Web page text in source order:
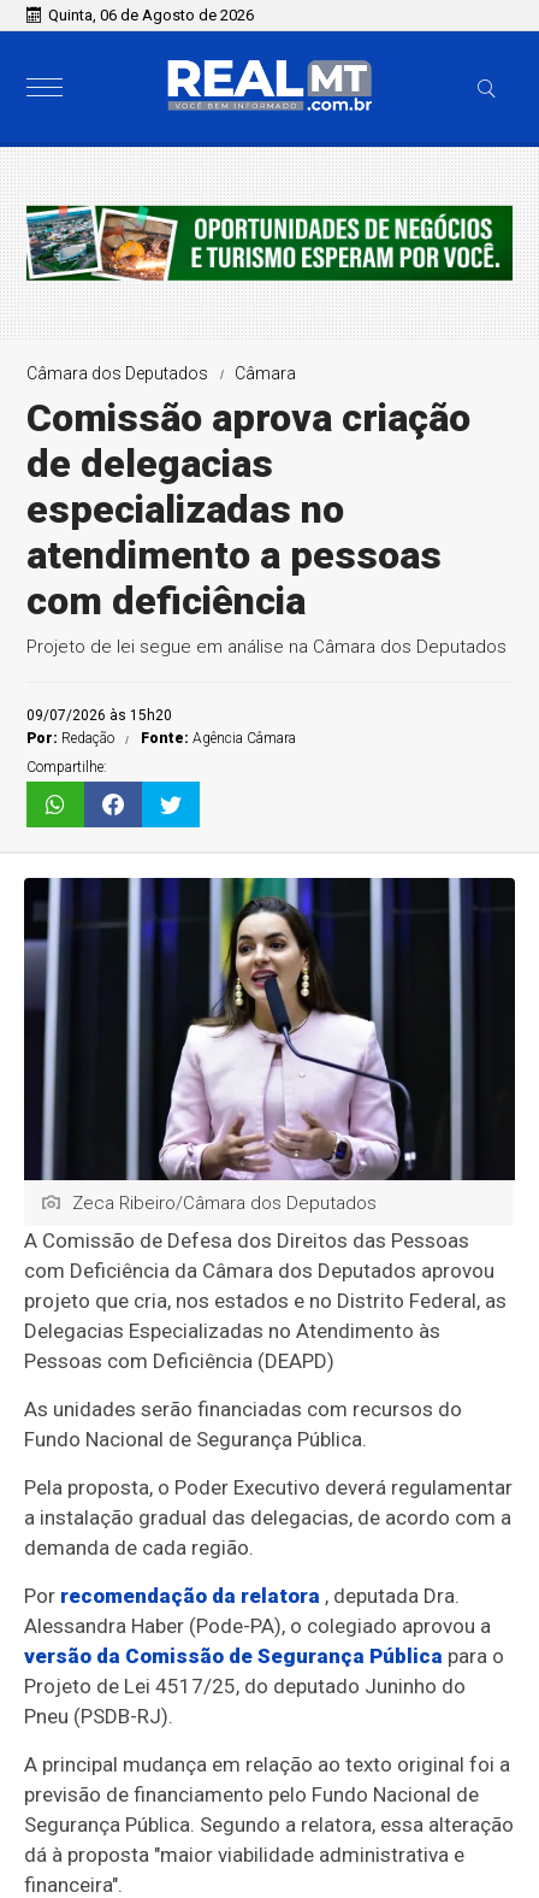
Quinta, 06 de Agosto de 2026
Câmara dos Deputados Câmara
Comissão aprova criação
de delegacias
especializadas no
atendimento a pessoas
com deficiência
Projeto de lei segue em análise na Câmara dos Deputados
09/07/2026 às 15h20
Por: Redação Fonte:Agência Câmara
Compartilhe:
Zeca Ribeiro/Câmara dos Deputados
A Comissão de Defesa dos Direitos das Pessoas
com Deficiência da Câmara dos Deputados aprovou
projeto que cria, nos estados e no Distrito Federal, as
Delegacias Especializadas no Atendimento às
Pessoas com Deficiência (DEAPD)
As unidades serão financiadas com recursos do
Fundo Nacional de Segurança Pública.
Pela proposta, o Poder Executivo deverá regulamentar
a instalação gradual das delegacias, de acordo com a
demanda de cada região.
Por recomendação da relatora , deputada Dra.
Alessandra Haber (Pode-PA), o colegiado aprovou a
versão da Comissão de Segurança Pública para o
Projeto de Lei 4517/25, do deputado Juninho do
Pneu (PSDB-RJ).
A principal mudança em relação ao texto original foi a
previsão de financiamento pelo Fundo Nacional de
Segurança Pública. Segundo a relatora, essa alteração
dá à proposta "maior viabilidade administrativa e
financeira".